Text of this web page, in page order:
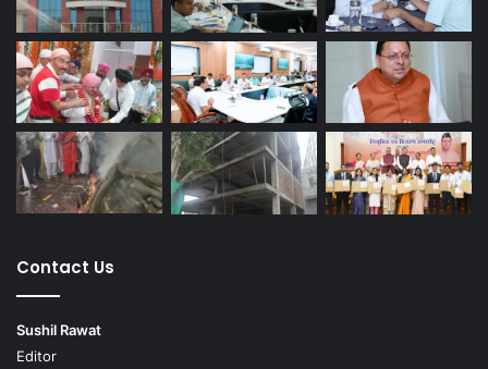
Contact Us
Sushil Rawat
Editor